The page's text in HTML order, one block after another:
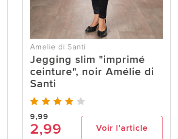
Amelie di Santi
Jegging slim "imprimé
ceinture", noir Amélie di
Santi
9,99
2,99 Voir l’article